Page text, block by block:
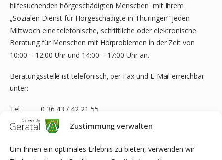
Zustimmung verwalten
Um Ihnen ein optimales Erlebnis zu bieten, verwenden wir
hilfesuchenden hörgeschädigten Menschen mit Ihrem
„Sozialen Dienst für Hörgeschädigte in Thüringen“ jeden
Mittwoch eine telefonische, schriftliche oder elektronische
Beratung für Menschen mit Hörproblemen in der Zeit von
10:00 – 12:00 Uhr und 14:00 – 17:00 Uhr an.
Beratungsstelle ist telefonisch, per Fax und E-Mail erreichbar
unter:
Tel.: 0 36 43 / 42 21 55
Fax: 0 36 43 / 42 21 57
E-Mail:sozialerdienst@ov-weimar.de
Die Beratungsstelle ist per Post, telefonisch, per Fax und E-